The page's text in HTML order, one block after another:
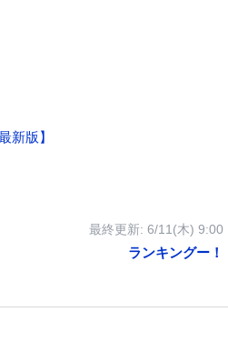
新版】
最終更新: 6/11(木) 9:00
ランキングー！